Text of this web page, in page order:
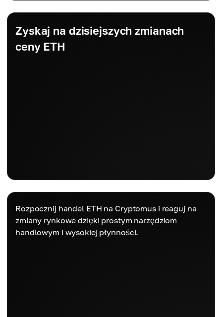
Zyskaj na dzisiejszych zmianach
ceny ETH
Rozpocznij handel ETH na Cryptomus i reaguj na
zmiany rynkowe dzięki prostym narzędziom
handlowym i wysokiej płynności.